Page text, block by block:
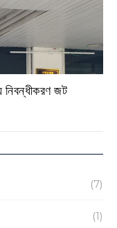
নিবন্ধীকরণ জট
(7)
(1)